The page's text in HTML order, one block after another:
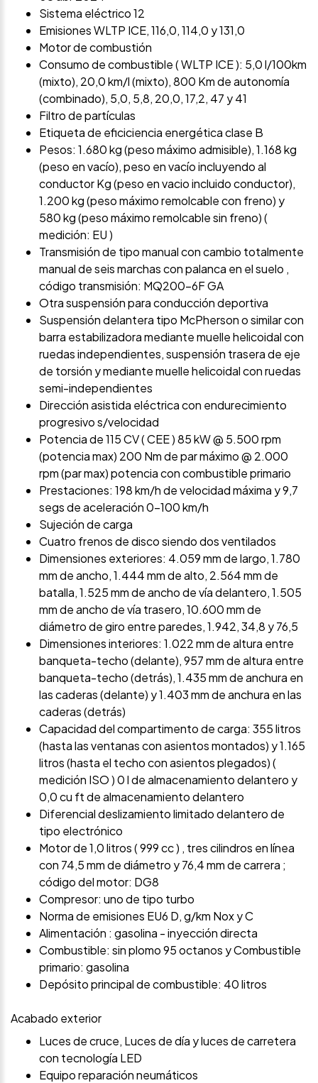
Sistema eléctrico 12
Emisiones WLTP ICE, 116,0, 114,0 y 131,0
Motor de combustión
Consumo de combustible ( WLTP ICE ): 5,0 l/100km
(mixto), 20,0 km/l (mixto), 800 Km de autonomía
(combinado), 5,0, 5,8, 20,0, 17,2, 47 y 41
Filtro de partículas
Etiqueta de eficiciencia energética clase B
Pesos: 1.680 kg (peso máximo admisible), 1.168 kg
(peso en vacío), peso en vacío incluyendo al
conductor Kg (peso en vacio incluido conductor),
1.200 kg (peso máximo remolcable con freno) y
580 kg (peso máximo remolcable sin freno) (
medición: EU )
Transmisión de tipo manual con cambio totalmente
manual de seis marchas con palanca en el suelo ,
código transmisión: MQ200-6F GA
Otra suspensión para conducción deportiva
Suspensión delantera tipo McPherson o similar con
barra estabilizadora mediante muelle helicoidal con
ruedas independientes, suspensión trasera de eje
de torsión y mediante muelle helicoidal con ruedas
semi-independientes
Dirección asistida eléctrica con endurecimiento
progresivo s/velocidad
Potencia de 115 CV ( CEE ) 85 kW @ 5.500 rpm
(potencia max) 200 Nm de par máximo @ 2.000
rpm (par max) potencia con combustible primario
Prestaciones: 198 km/h de velocidad máxima y 9,7
segs de aceleración 0-100 km/h
Sujeción de carga
Cuatro frenos de disco siendo dos ventilados
Dimensiones exteriores: 4.059 mm de largo, 1.780
mm de ancho, 1.444 mm de alto, 2.564 mm de
batalla, 1.525 mm de ancho de vía delantero, 1.505
mm de ancho de vía trasero, 10.600 mm de
diámetro de giro entre paredes, 1.942, 34,8 y 76,5
Dimensiones interiores: 1.022 mm de altura entre
banqueta-techo (delante), 957 mm de altura entre
banqueta-techo (detrás), 1.435 mm de anchura en
las caderas (delante) y 1.403 mm de anchura en las
caderas (detrás)
Capacidad del compartimento de carga: 355 litros
(hasta las ventanas con asientos montados) y 1.165
litros (hasta el techo con asientos plegados) (
medición ISO ) 0 l de almacenamiento delantero y
0,0 cu ft de almacenamiento delantero
Diferencial deslizamiento limitado delantero de
tipo electrónico
Motor de 1,0 litros ( 999 cc ) , tres cilindros en línea
con 74,5 mm de diámetro y 76,4 mm de carrera ;
código del motor: DG8
Compresor: uno de tipo turbo
Norma de emisiones EU6 D, g/km Nox y C
Alimentación : gasolina - inyección directa
Combustible: sin plomo 95 octanos y Combustible
primario: gasolina
Depósito principal de combustible: 40 litros
Acabado exterior
Luces de cruce, Luces de día y luces de carretera
con tecnología LED
Equipo reparación neumáticos